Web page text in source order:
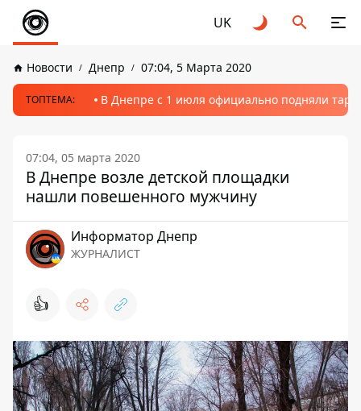
UK
Новости Днепр 07:04, 5 Марта 2020
ТОПТЕМА: В Днепре с 1 июля официально подняли
07:04, 05 марта 2020
В Днепре возле детской площадки
нашли повешенного мужчину
Информатор Днепр
ЖУРНАЛИСТ
👍